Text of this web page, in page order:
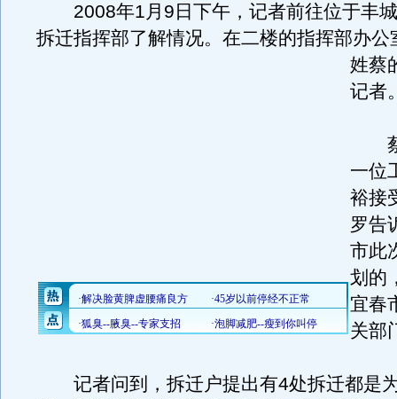
2008年1月9日下午，记者前往位于丰
拆迁指挥部了解情况。 在二楼的指挥部办公
姓蔡
记者
蔡
一位
裕接
罗告
市此
划的
宜春
关部
记者问到，拆迁户提出有4处拆迁都是